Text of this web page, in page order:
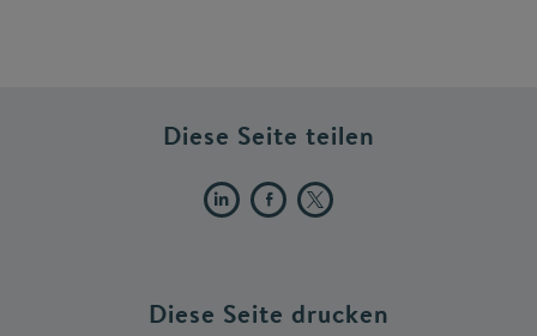
Diese Seite teilen
Diese Seite drucken